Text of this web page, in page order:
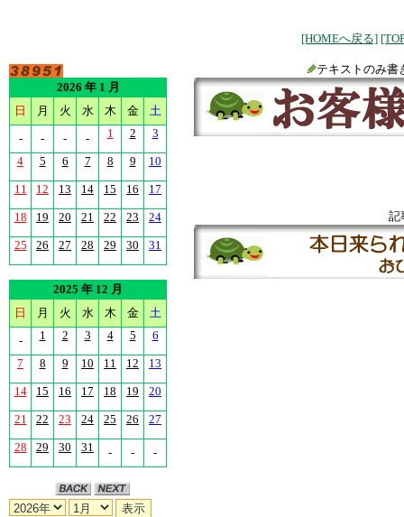
[HOMEへ戻る]
テキストのみ書
2026 年 1 月
日
月 火 水 木 金 土
- - - - 1 2 3
4 5 6 7 8 9 10
11 12 13 14 15 16 17
18 19 20 21 22 23 24
25 26 27 28 29 30 31
2025 年 12 月
日
月 火 水 木 金 土
- 1 2 3 4 5 6
7 8 9 10 11 12 13
14 15 16 17 18 19 20
21 22 23 24 25 26 27
28 29 30 31 - - -
記